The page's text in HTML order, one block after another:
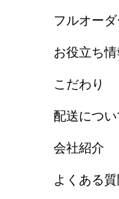
フルオー
お役立ち情
こだわり
配送につい
会社紹介
よくある質